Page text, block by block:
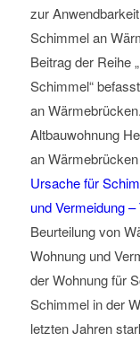
zur
Schimmel an
Beitrag der Reihe
Schimmel“
an
Altbauwohnung
an
Ursache für
und Vermeidung –
Beurteilung von
Wohnung und
der Wohnung für
Schimmel in der
letzten Jahren